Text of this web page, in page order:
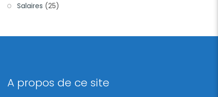
Salaires (25)
A propos de ce site